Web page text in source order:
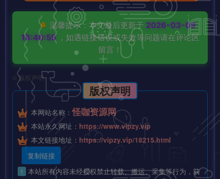
🔔 温馨提示：本文最后更新于 2026-03-09
18:40:55 ，如遇链接错误或失效等问题请在评论区
留言！
版权声明
版权声明
本网站名称：怪咖资源网
本站永久网址： https://www.vipzy.vip
本文链接地址： https://vipzy.vip/18215.html
复制链接
1
本站所有内容未经授权禁止转载、搬运、采集等行为，获